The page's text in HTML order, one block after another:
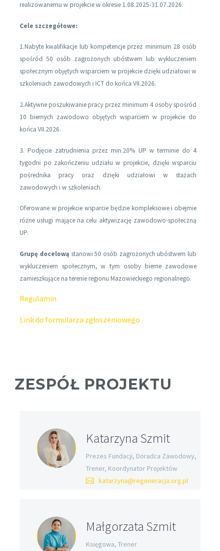
realizowanemu w projekcie w okresie 1.08.2025-31.07.2026.
Cele szczegółowe:
1.Nabyte kwalifikacje lub kompetencje przez minimum 28 osób
spośród 50 osób zagrożonych ubóstwem lub wykluczeniem
społecznym objętych wsparciem w projekcie dzięki udziałowi w
szkoleniach zawodowych i ICT do końca VII.2026.
2.Aktywne poszukiwanie pracy przez minimum 4 osoby spośród
10 biernych zawodowo objętych wsparciem w projekcie do
końca VII.2026.
3. Podjęcie zatrudnienia przez min.20% UP w terminie do 4
tygodni po zakończeniu udziału w projekcie, dzięki wsparciu
pośrednika pracy oraz dzięki udziałowi w stażach
zawodowych i w szkoleniach.
Oferowane w projekcie wsparcie będzie kompleksowe i obejmie
różne usługi mające na celu aktywizację zawodowo-społeczną
UP.
Grupę docelową stanowi 50 osób zagrożonych ubóstwem lub
wykluczeniem społecznym, w tym osoby bierne zawodowe
zamieszkujące na terenie regionu Mazowieckiego regionalnego.
Regulamin
Link do formularza zgłoszeniowego
ZESPÓŁ PROJEKTU
Katarzyna Szmit
Prezes Fundacji, Doradca Zawodowy,
Trener, Koordynator Projektów
katarzyna@regeneracja.org.pl
Małgorzata Szmit
Księgowa, Trener